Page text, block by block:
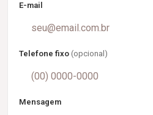
E-mail
Telefone fixo (opcional)
Mensagem